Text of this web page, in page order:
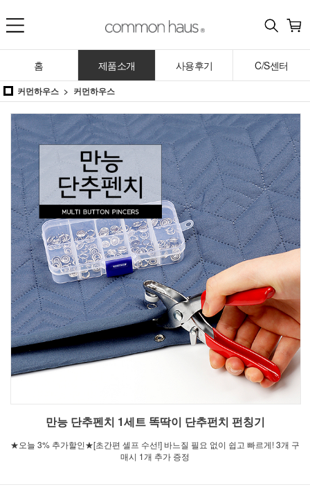
홈 제품소개 사용후기 C/S센터
커먼하우스 커먼하우스
만능 단추펜치 1세트 똑딱이 단추펀치 펀칭기
★오늘 3% 추가할인★[초간편 셀프 수선!] 바느질 필요 없이 쉽고 빠르게! 3개 구
매시 1개 추가 증정